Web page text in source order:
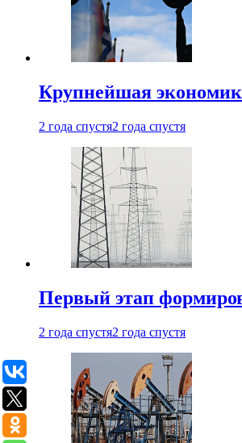
Крупнейшая
2 года спустя2 года спустя
Первый этап
2 года спустя2 года спустя